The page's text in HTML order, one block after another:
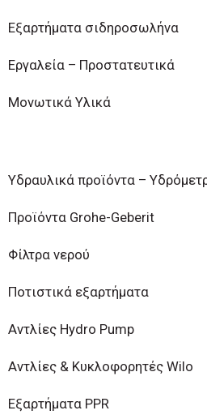
Εξαρτήματα σιδηροσωλήνα
Εργαλεία – Προστατευτικά
Μονωτικά Υλικά
Υδραυλικά προϊόντα –
Προϊόντα Grohe-Geberit
Φίλτρα νερού
Ποτιστικά εξαρτήματα
Αντλίες Hydro Pump
Αντλίες & Κυκλοφορητές Wilo
Εξαρτήματα PPR